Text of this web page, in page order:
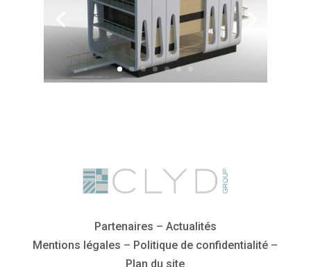
Partenaires – Actualités
Mentions légales – Politique de confidentialité –
Plan du site